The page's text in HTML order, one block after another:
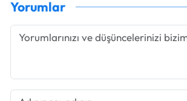
Yorumlar